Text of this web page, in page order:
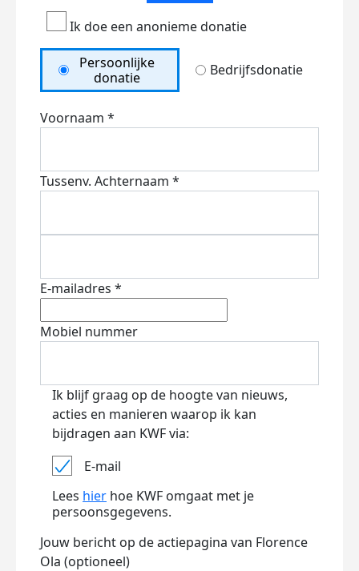
Ik doe een anonieme donatie
Persoonlijke
donatie
Bedrijfsdonatie
Voornaam *
Tussenv. Achternaam *
E-mailadres *
Mobiel nummer
Ik blijf graag op de hoogte van nieuws,
acties en manieren waarop ik kan
bijdragen aan KWF via:
E-mail
Lees hier hoe KWF omgaat met je
persoonsgegevens.
Jouw bericht op de actiepagina van Florence
Ola (optioneel)